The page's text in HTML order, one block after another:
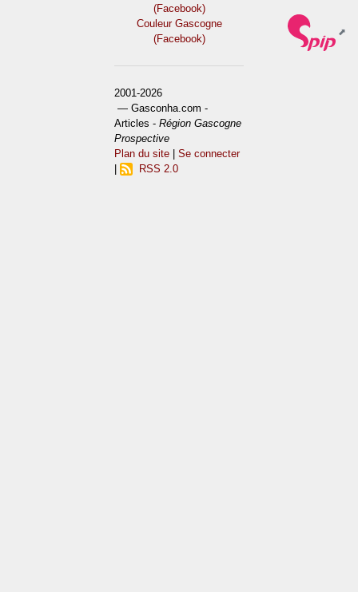
(Facebook)
Couleur Gascogne
(Facebook)
2001-2026
— Gasconha.com -
Articles -Région Gascogne
Prospective
Plan du site |Se connecter
RSS 2.0